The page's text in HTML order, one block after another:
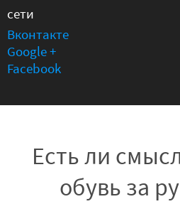
сети
Вконтакте
Google +
Facebook
Есть ли
обувь за